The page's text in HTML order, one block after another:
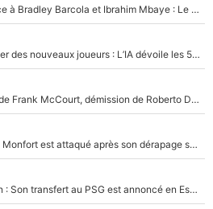
Un record bientôt explosé grâce à Bradley Barcola et Ibrahim Mbaye : Le PSG sur le point de réaliser un mercato historique ?
Zinédine Zidane va sélectionner des nouveaux joueurs : L’IA dévoile les 5 cracks qui pourraient rapidement le rejoindre en équipe de France !
Trahison de Longoria, secrets de Frank McCourt, démission de Roberto De Zerbi : Medhi Benatia se lâche sur son départ de l'OM et fait d'importantes révélations
Incendies en Gironde - Nelson Monfort est attaqué après son dérapage sur CNews : «Et lui, il prend combien pour parler dans un studio climatisé?»
Ferran Torres a pris sa décision : Son transfert au PSG est annoncé en Espagne !